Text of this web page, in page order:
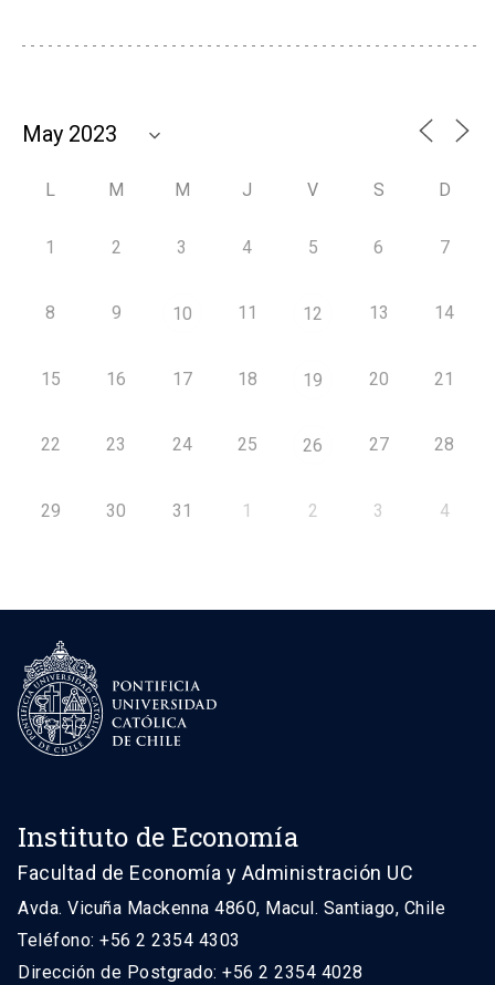
L M M J V S D
1 2 3 4 5 6 7
8 9 10 11 12 13 14
15 16 17 18 19 20 21
22 23 24 25 26 27 28
29 30 31 1 2 3 4
Instituto de Economía
Facultad de Economía y Administración UC
Avda. Vicuña Mackenna 4860, Macul. Santiago, Chile
Teléfono: +56 2 2354 4303
Dirección de Postgrado: +56 2 2354 4028